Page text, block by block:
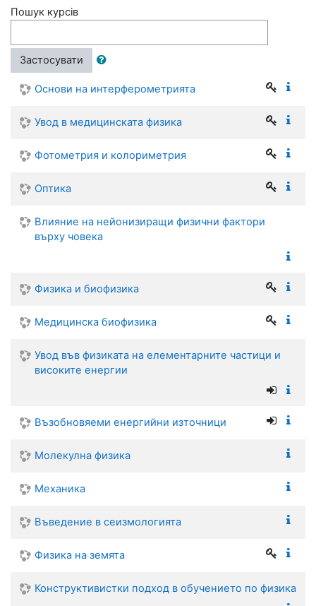
Пошук курсів
Застосувати
Основи на интерферометрията
Увод в медицинската физика
Фотометрия и колориметрия
Оптика
Влияние на нейонизиращи физични фактори
върху човека
Физика и биофизика
Медицинска биофизика
Увод във физиката на елементарните частици и
високите енергии
Възобновяеми енергийни източници
Молекулна физика
Механика
Въведение в сеизмологията
Физика на земята
Конструктивистки подход в обучението по физика